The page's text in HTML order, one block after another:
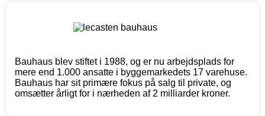
Bauhaus blev stiftet i 1988, og er nu arbejdsplads for
mere end 1.000 ansatte i byggemarkedets 17 varehuse.
Bauhaus har sit primære fokus på salg til private, og
omsætter årligt for i nærheden af 2 milliarder kroner.